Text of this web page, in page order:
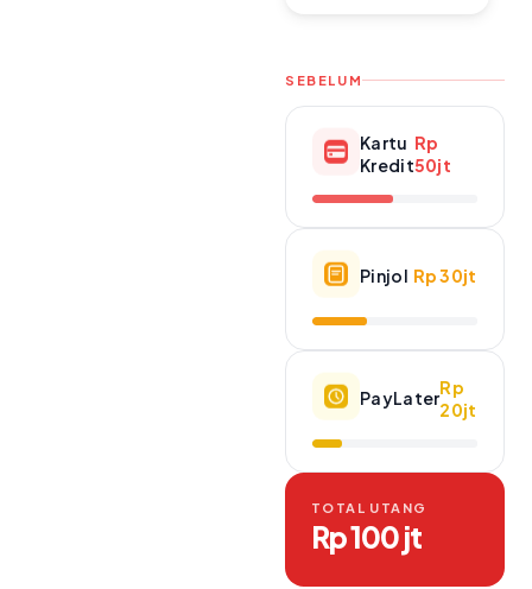
SEBELUM
Kartu
Kredit
Rp
50jt
Pinjol Rp 30jt
PayLater
Rp
20jt
TOTAL UTANG
Rp 100 jt